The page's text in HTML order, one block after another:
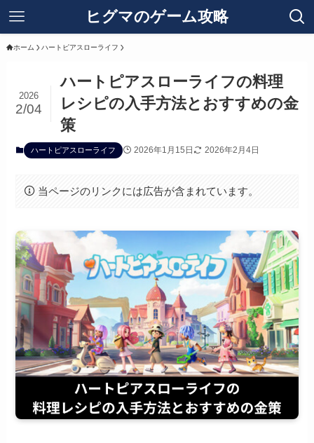
ヒグマのゲーム攻略
ホーム ハートピアスローライフ
ハートピアスローライフの料理
レシピの入手方法とおすすめの金
策
2026
2/04
ハートピアスローライフ 2026年1月15日 2026年2月4日
当ページのリンクには広告が含まれています。